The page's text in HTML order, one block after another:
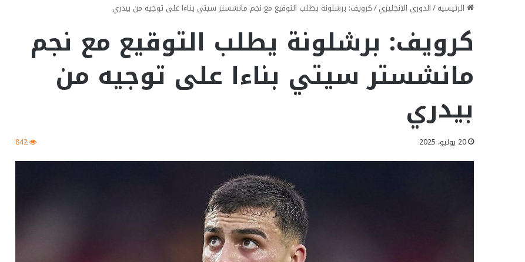
الرئيسية/الدوري الإنجليزي/كرويف: برشلونة يطلب التوقيع مع نجم مانشستر سيتي بناءا على توجيه من بيدري
كرويف: برشلونة يطلب التوقيع مع نجم
مانشستر سيتي بناءا على توجيه من
بيدري
20 يوليو، 2025 842